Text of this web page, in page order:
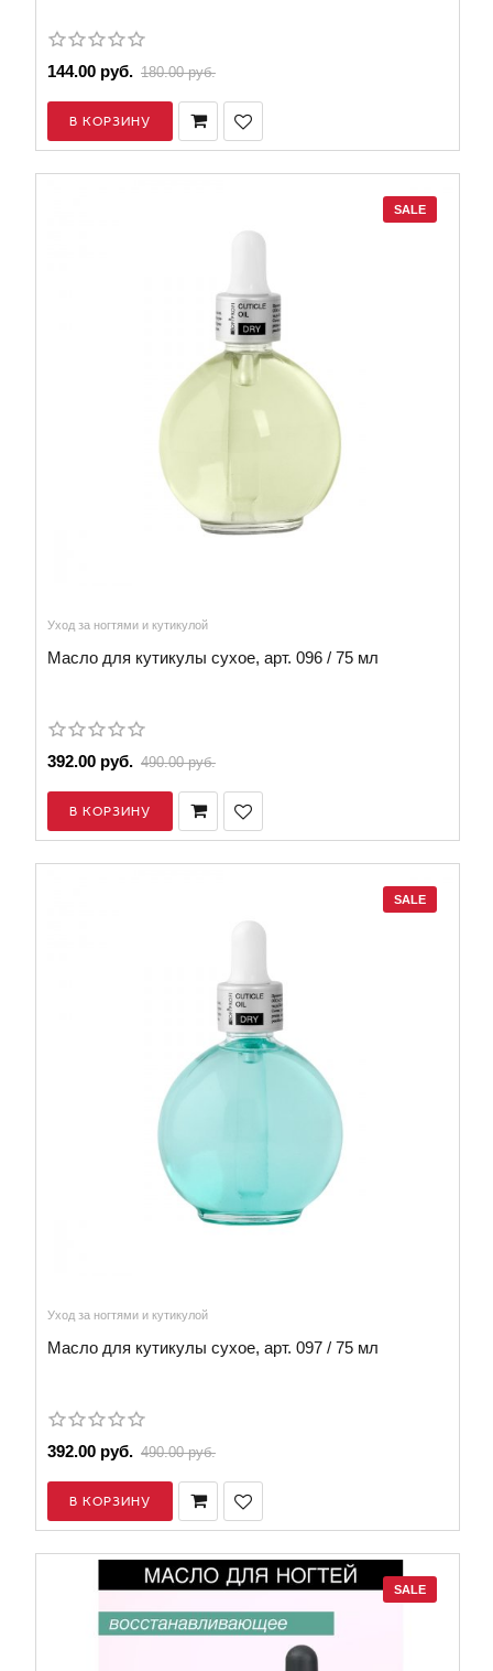
144.00 руб. 180.00 руб.
В КОРЗИНУ
SALE
Уход за ногтями и кутикулой
Масло для кутикулы сухое, арт. 096 / 75 мл
392.00 руб. 490.00 руб.
В КОРЗИНУ
SALE
Уход за ногтями и кутикулой
Масло для кутикулы сухое, арт. 097 / 75 мл
392.00 руб. 490.00 руб.
В КОРЗИНУ
SALE